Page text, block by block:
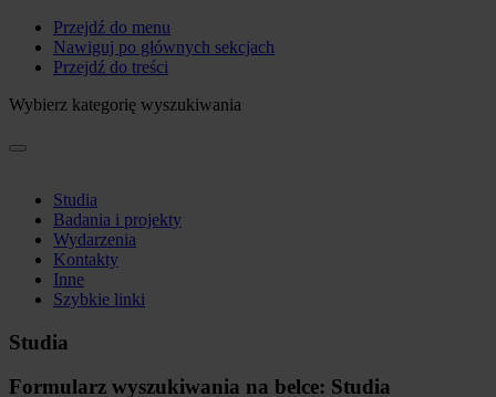
Przejdź do menu
Nawiguj po głównych sekcjach
Przejdź do treści
Wybierz kategorię wyszukiwania
Studia
Badania i projekty
Wydarzenia
Kontakty
Inne
Szybkie linki
Studia
Formularz wyszukiwania na belce: Studia